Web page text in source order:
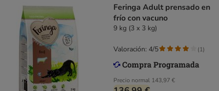
Feringa Adult prensado en
frío con vacuno
9 kg (3 x 3 kg)
Precio normal 143,97 €
Valoración: 4/5 (1)